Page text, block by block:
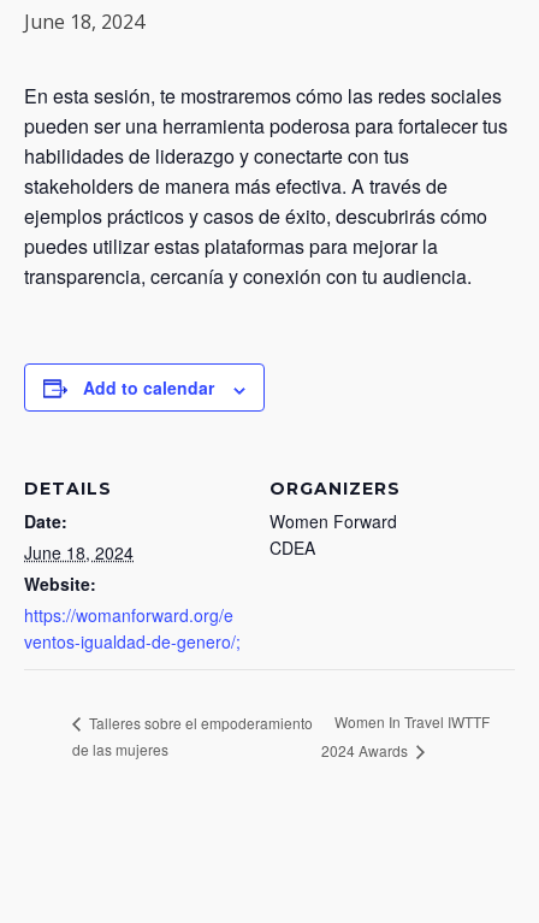
June 18, 2024
En esta sesión, te mostraremos cómo las redes sociales
pueden ser una herramienta poderosa para fortalecer tus
habilidades de liderazgo y conectarte con tus
stakeholders de manera más efectiva. A través de
ejemplos prácticos y casos de éxito, descubrirás cómo
puedes utilizar estas plataformas para mejorar la
transparencia, cercanía y conexión con tu audiencia.
Add to calendar
DETAILS
Date:
June 18, 2024
Website:
https://womanforward.org/e
ventos-igualdad-de-genero/;
ORGANIZERS
Women Forward
CDEA
Talleres sobre el empoderamiento
de las mujeres
Women In Travel IWTTF
2024 Awards